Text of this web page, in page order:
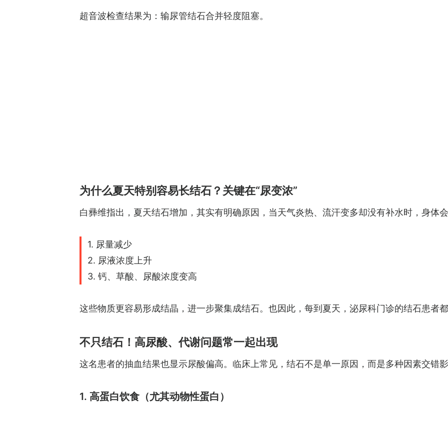
超音波检查结果为：输尿管结石合并轻度阻塞。
为什么夏天特别容易长结石？关键在“尿变浓”
白彞维指出，夏天结石增加，其实有明确原因，当天气炎热、流汗变多却没有补水时，身体
1. 尿量减少
2. 尿液浓度上升
3. 钙、草酸、尿酸浓度变高
这些物质更容易形成结晶，进一步聚集成结石。也因此，每到夏天，泌尿科门诊的结石患者
不只结石！高尿酸、代谢问题常一起出现
这名患者的抽血结果也显示尿酸偏高。临床上常见，结石不是单一原因，而是多种因素交错
1. 高蛋白饮食（尤其动物性蛋白）